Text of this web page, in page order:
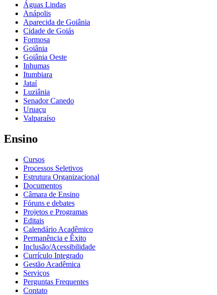
Águas Lindas
Anápolis
Aparecida de Goiânia
Cidade de Goiás
Formosa
Goiânia
Goiânia Oeste
Inhumas
Itumbiara
Jataí
Luziânia
Senador Canedo
Uruaçu
Valparaíso
Ensino
Cursos
Processos Seletivos
Estrutura Organizacional
Documentos
Câmara de Ensino
Fóruns e debates
Projetos e Programas
Editais
Calendário Acadêmico
Permanência e Êxito
Inclusão/Acessibilidade
Currículo Integrado
Gestão Acadêmica
Serviços
Perguntas Frequentes
Contato